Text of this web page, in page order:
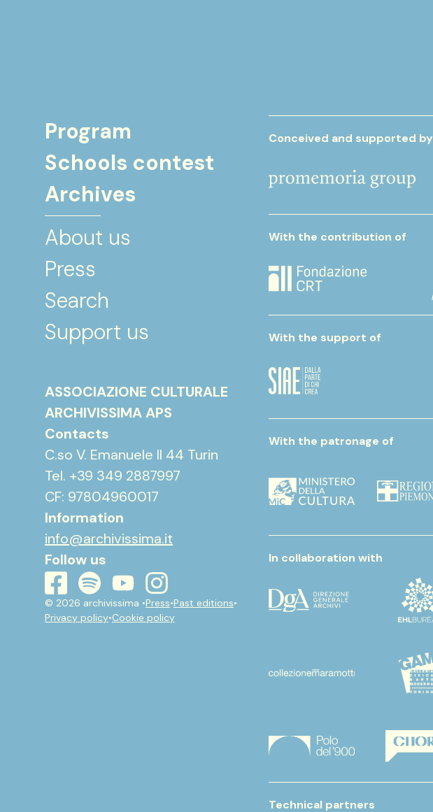
Program
Schools contest
Archives
About us
Press
Search
Support us
ASSOCIAZIONE CULTURALE
ARCHIVISSIMA APS
Contacts
C.so V. Emanuele II 44 Turin
Tel. +39 349 2887997
CF: 97804960017
Information
info@archivissima.it
Follow us
facebook
spotifyyoutubeinstagram
© 2026 archivissima •Press•Past editions•
Privacy policy•Cookie policy
Conceived and supported by
With the contribution of
With the support of
With the patronage of
In collaboration with
Technical partners